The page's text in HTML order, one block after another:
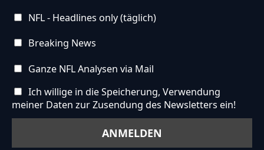
NFL - Headlines only (täglich)
Breaking News
Ganze NFL Analysen via Mail
Ich willige in die Speicherung, Verwendung
meiner Daten zur Zusendung des Newsletters ein!